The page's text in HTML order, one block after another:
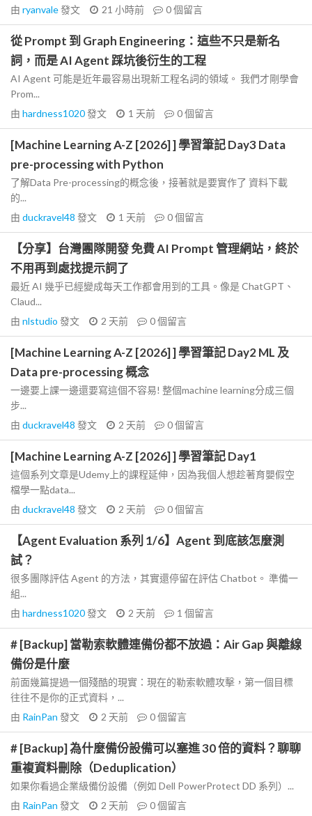
由 ryanvale發文 21 小時前 0個留言
從 Prompt 到 Graph Engineering：這些不只是新名
詞，而是 AI Agent 踩坑後衍生的工程
AI Agent 可能是近年最容易出現新工程名詞的領域。 我們才剛學會
Prom...
由 hardness1020發文 1 天前 0個留言
[Machine Learning A-Z [2026] ] 學習筆記 Day3 Data
pre-processing with Python
了解Data Pre-processing的概念後，接著就是要實作了 資料下載
的...
由 duckravel48 發文 1 天前 0個留言
【分享】台灣團隊開發 免費 AI Prompt 管理網站，終於
不用再到處找提示詞了
最近 AI 幾乎已經變成每天工作都會用到的工具。像是 ChatGPT、
Claud...
由 nlstudio 發文 2 天前 0個留言
[Machine Learning A-Z [2026] ] 學習筆記 Day2 ML 及
Data pre-processing 概念
一邊要上課一邊還要寫這個不容易! 整個machine learning分成三個
步...
由 duckravel48 發文 2 天前 0個留言
[Machine Learning A-Z [2026] ] 學習筆記 Day1
這個系列文章是Udemy上的課程延伸，因為我個人想趁著育嬰假空
檔學一點data...
由 duckravel48 發文 2 天前 0個留言
【Agent Evaluation 系列 1/6】Agent 到底該怎麼測
試？
很多團隊評估 Agent 的方法，其實還停留在評估 Chatbot。 準備一
組...
由 hardness1020發文 2 天前 1 個留言
# [Backup] 當勒索軟體連備份都不放過：Air Gap 與離線
備份是什麼
前面幾篇提過一個殘酷的現實：現在的勒索軟體攻擊，第一個目標
往往不是你的正式資料，...
由 RainPan 發文 2 天前 0個留言
# [Backup] 為什麼備份設備可以塞進 30 倍的資料？聊聊
重複資料刪除（Deduplication）
如果你看過企業級備份設備（例如 Dell PowerProtect DD 系列）...
由 RainPan 發文 2 天前 0個留言